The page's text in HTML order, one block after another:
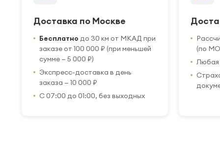
Доставка по Москве
Бесплатно до 30 км от МКАД при
заказе от 100 000 ₽ (при меньшей
сумме — 5 000 ₽)
Экспресс-доставка в день
заказа — 10 000 ₽
С 07:00 до 01:00, без выходных
(по МО
Любая